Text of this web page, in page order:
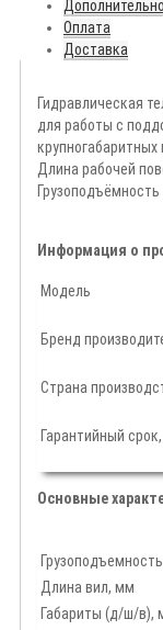
Дополнительно
Оплата
Доставка
Гидравлическая
для работы с
крупногабаритных
Длина рабочей
Информация о
Модель
Бренд
Страна
Гарантийный
Основные
Длина вил, мм
Габариты (д/ш/в),